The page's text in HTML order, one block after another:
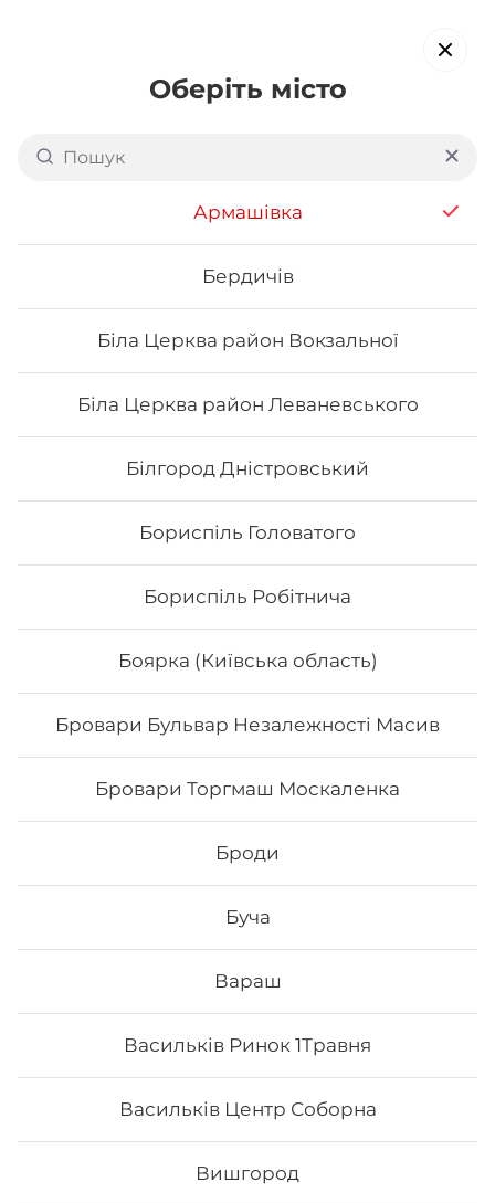
Оберіть місто
Армашівка
Бердичів
Біла Церква район Вокзальної
Біла Церква район Леваневського
Білгород Дністровський
Бориспіль Головатого
Бориспіль Робітнича
Боярка (Київська область)
Бровари Бульвар Незалежності Масив
Бровари Торгмаш Москаленка
Броди
Буча
Вараш
Васильків Ринок 1Травня
Васильків Центр Соборна
Вишгород
Дарницькому районі Києва:
вул. Декабристів
обирайте страви, які вам подобаються про все інше ми
подбаємо
Акція тижня Сети
Напій Mirinda